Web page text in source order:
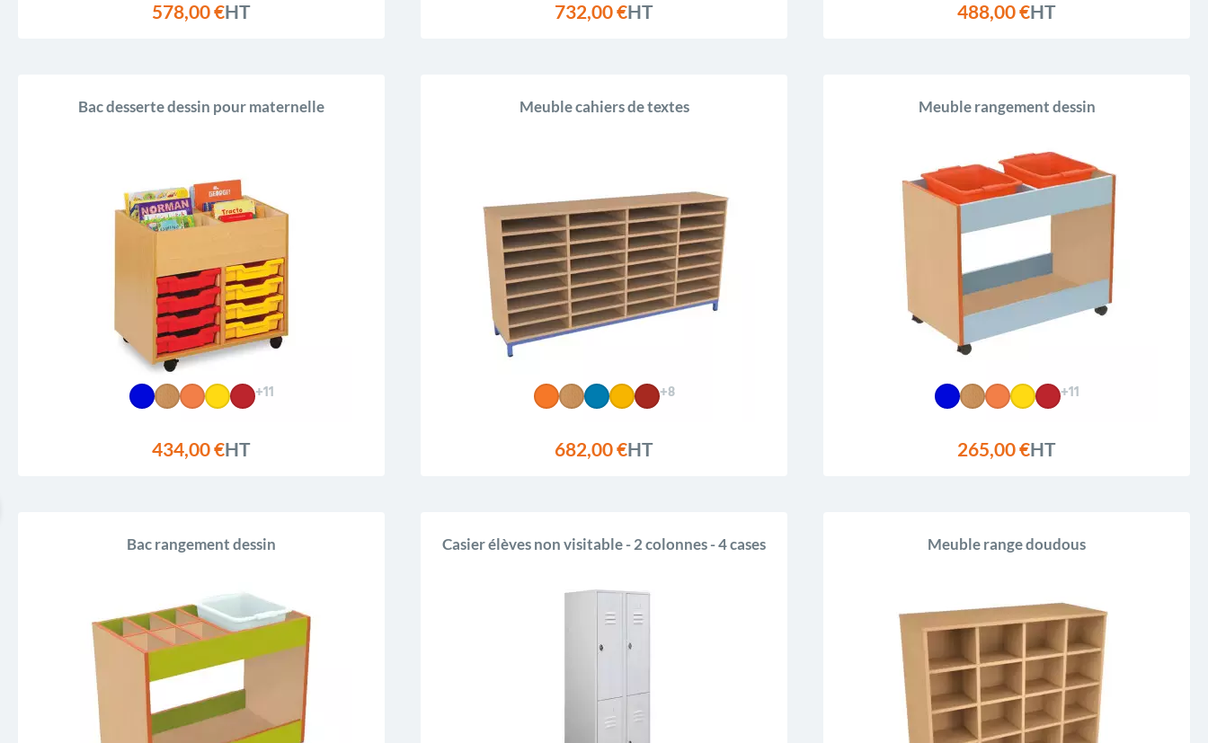
578,00 €HT 732,00 €HT 488,00 €HT
Bac desserte dessin pour maternelle
+11
434,00 €HT
Meuble cahiers de textes
+8
682,00 €HT
Meuble rangement dessin
+11
265,00 €HT
Bac rangement dessin Casier élèves non visitable - 2 colonnes - 4 cases Meuble range doudous